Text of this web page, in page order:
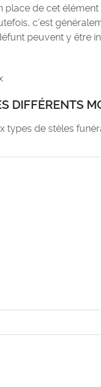
place de cet
c’est
peuvent y être
DIFFÉRENTS
types de stèles